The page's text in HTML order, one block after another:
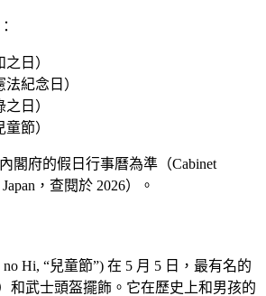
日）
紀念日）
日）
節）
閣府的假日行事曆為準（Cabinet
，查閱於 2026）。
Hi, “兒童節”) 在 5 月 5 日，最有名的
和武士頭盔擺飾。它在歷史上和男孩的